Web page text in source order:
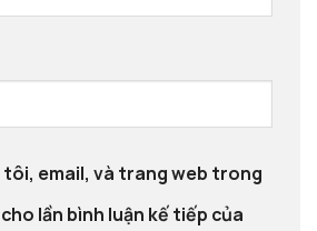
tôi, email, và trang web trong
lần bình luận kế tiếp của